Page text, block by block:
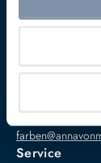
Anna von
+49 5274
Service